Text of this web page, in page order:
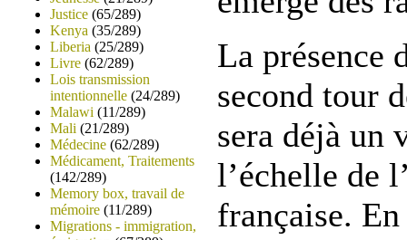
Justice (65/289)
Kenya (35/289)
Liberia (25/289)
Livre (62/289)
Lois transmission
intentionnelle (24/289)
Malawi (11/289)
Mali (21/289)
Médecine (62/289)
Médicament, Traitements
(142/289)
Memory box, travail de
mémoire (11/289)
Migrations - immigration,
La présence
second tour
sera déjà un
l’échelle de
française.